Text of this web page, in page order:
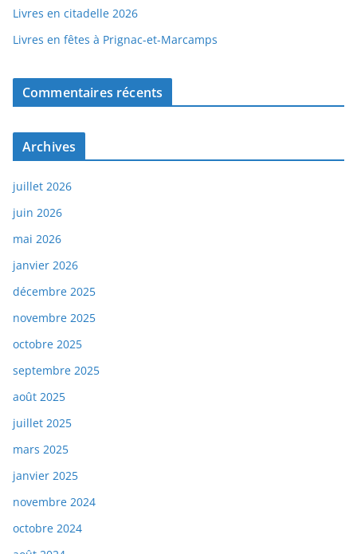
Livres en citadelle 2026
Livres en fêtes à Prignac-et-Marcamps
Commentaires récents
Archives
juillet 2026
juin 2026
mai 2026
janvier 2026
décembre 2025
novembre 2025
octobre 2025
septembre 2025
août 2025
juillet 2025
mars 2025
janvier 2025
novembre 2024
octobre 2024